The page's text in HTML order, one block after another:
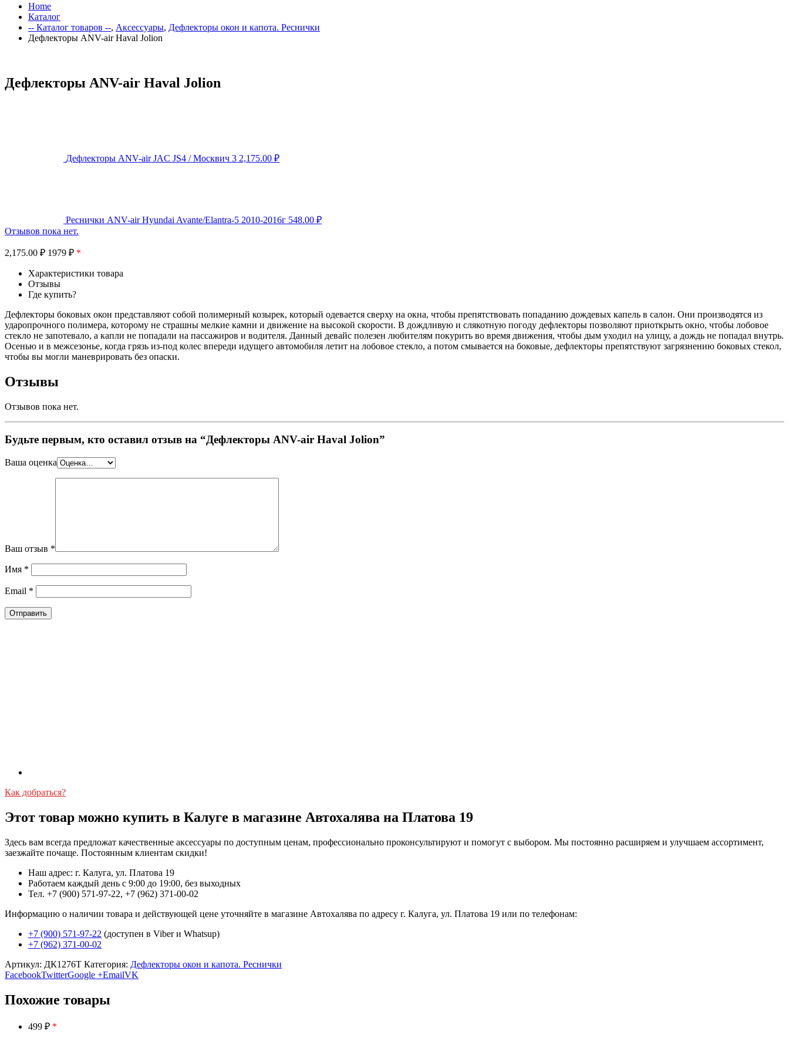
Home
Каталог
-- Каталог товаров --, Аксессуары, Дефлекторы окон и капота. Реснички
Дефлекторы ANV-air Haval Jolion
Дефлекторы ANV-air Haval Jolion
Дефлекторы ANV-air JAC JS4 / Москвич 3 2,175.00 ₽
Реснички ANV-air Hyundai Avante/Elantra-5 2010-2016г 548.00 ₽
Отзывов пока нет.
2,175.00 ₽ 1979 ₽ *
Характеристики товара
Отзывы
Где купить?
Дефлекторы боковых окон представляют собой полимерный козырек, который одевается сверху на окна, чтобы препятствовать попаданию дождевых капель в салон. Они производятся из
ударопрочного полимера, которому не страшны мелкие камни и движение на высокой скорости. В дождливую и слякотную погоду дефлекторы позволяют приоткрыть окно, чтобы лобовое
стекло не запотевало, а капли не попадали на пассажиров и водителя. Данный девайс полезен любителям покурить во время движения, чтобы дым уходил на улицу, а дождь не попадал внутрь.
Осенью и в межсезонье, когда грязь из-под колес впереди идущего автомобиля летит на лобовое стекло, а потом смывается на боковые, дефлекторы препятствуют загрязнению боковых стекол,
чтобы вы могли маневрировать без опаски.
Отзывы
Отзывов пока нет.
Будьте первым, кто оставил отзыв на “Дефлекторы ANV-air Haval Jolion”
Ваша оценка
Ваш отзыв *
Имя *
Email *
Как добраться?
Этот товар можно купить в Калуге в магазине Автохалява на Платова 19
Здесь вам всегда предложат качественные аксессуары по доступным ценам, профессионально проконсультируют и помогут с выбором. Мы постоянно расширяем и улучшаем ассортимент,
заезжайте почаще. Постоянным клиентам скидки!
Наш адрес: г. Калуга, ул. Платова 19
Работаем каждый день с 9:00 до 19:00, без выходных
Тел. +7 (900) 571-97-22, +7 (962) 371-00-02
Информацию о наличии товара и действующей цене уточняйте в магазине Автохалява по адресу г. Калуга, ул. Платова 19 или по телефонам:
+7 (900) 571-97-22 (доступен в Viber и Whatsup)
+7 (962) 371-00-02
Артикул: ДК1276Т Категория: Дефлекторы окон и капота. Реснички
FacebookTwitterGoogle +EmailVK
Похожие товары
499 ₽ *